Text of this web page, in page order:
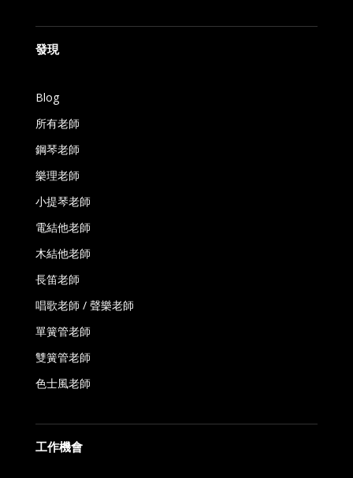
發現
Blog
所有老師
鋼琴老師
樂理老師
小提琴老師
電結他老師
木結他老師
長笛老師
唱歌老師 / 聲樂老師
單簧管老師
雙簧管老師
色士風老師
工作機會